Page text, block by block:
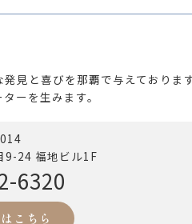
見と喜びを那覇で与えておりま
ーを生みます。
9-24 福地ビル1F
6320
こちら